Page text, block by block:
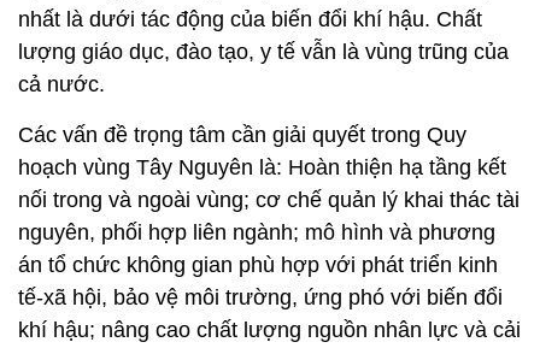
nhất là dưới tác động của biến đổi khí hậu. Chất
lượng giáo dục, đào tạo, y tế vẫn là vùng trũng của
cả nước.
Các vấn đề trọng tâm cần giải quyết trong Quy
hoạch vùng Tây Nguyên là: Hoàn thiện hạ tầng kết
nối trong và ngoài vùng; cơ chế quản lý khai thác tài
nguyên, phối hợp liên ngành; mô hình và phương
án tổ chức không gian phù hợp với phát triển kinh
tế-xã hội, bảo vệ môi trường, ứng phó với biến đổi
khí hậu; nâng cao chất lượng nguồn nhân lực và cải